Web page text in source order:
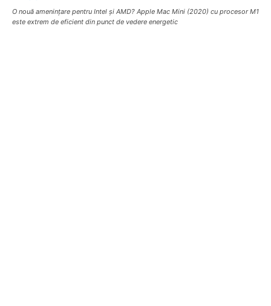
O nouă amenințare pentru Intel și AMD? Apple Mac Mini (2020) cu procesor M1
este extrem de eficient din punct de vedere energetic